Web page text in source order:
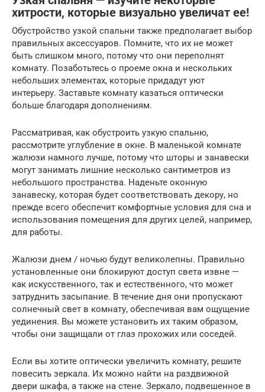
хитрости, которые визуально увеличат ее!
Обустройство узкой спальни также предполагает выбор
правильных аксессуаров. Помните, что их не может
быть слишком много, потому что они переполнят
комнату. Позаботьтесь о проеме окна и нескольких
небольших элементах, которые придадут уют
интерьеру. Заставьте комнату казаться оптически
больше благодаря дополнениям.
Рассматривая, как обустроить узкую спальню,
рассмотрите углубление в окне. В маленькой комнате
жалюзи намного лучше, потому что шторы и занавески
могут занимать лишние несколько сантиметров из
небольшого пространства. Наденьте оконную
занавеску, которая будет соответствовать декору, но
прежде всего обеспечит комфортные условия для сна и
использования помещения для других целей, например,
для работы.
Жалюзи днем ​​/ ночью будут великолепны. Правильно
установленные они блокируют доступ света извне —
как искусственного, так и естественного, что может
затруднить засыпание. В течение дня они пропускают
солнечный свет в комнату, обеспечивая вам ощущение
уединения. Вы можете установить их таким образом,
чтобы они защищали от глаз прохожих или соседей.
Если вы хотите оптически увеличить комнату, решите
повесить зеркала. Их можно найти на раздвижной
двери шкафа, а также на стене. Зеркало, подвешенное в